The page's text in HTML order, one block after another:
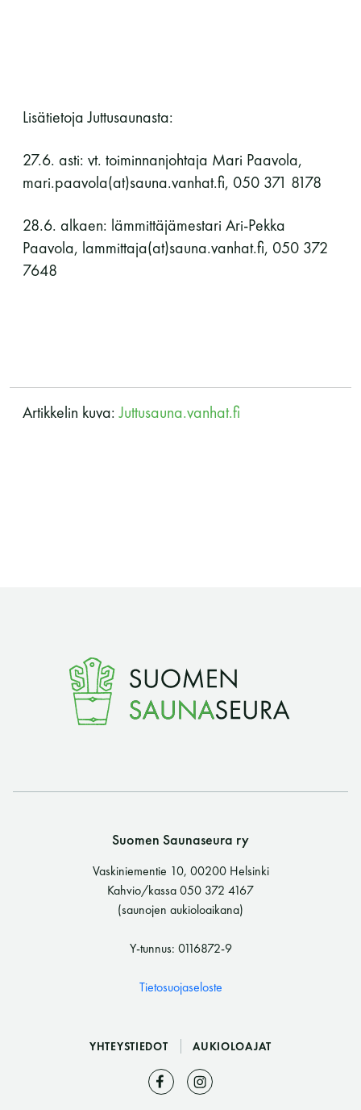
Lisätietoja Juttusaunasta:
27.6. asti: vt. toiminnanjohtaja Mari Paavola,
mari.paavola(at)sauna.vanhat.fi, 050 371 8178
28.6. alkaen: lämmittäjämestari Ari-Pekka
Paavola, lammittaja(at)sauna.vanhat.fi, 050 372
7648
Artikkelin kuva:Juttusauna.vanhat.fi
Suomen Saunaseura ry
Vaskiniementie 10, 00200 Helsinki
Kahvio/kassa 050 372 4167
(saunojen aukioloaikana)
Y-tunnus: 0116872-9
Tietosuojaseloste
YHTEYSTIEDOT AUKIOLOAJAT